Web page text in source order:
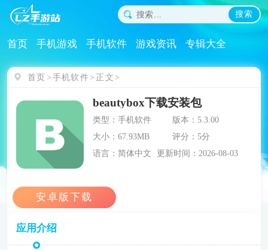
搜索
首页 手机游戏 手机软件 游戏资讯 专辑大全
首页 手机软件 正文
beautybox下载安装包
类型：手机软件
版本：5.3.00
大小：67.93MB
评分：5分
语言：简体中文
更新时间：2026-08-03
应用介绍